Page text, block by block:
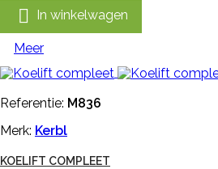
 In winkelwagen
Meer
Referentie: M836
Merk: Kerbl
KOELIFT COMPLEET